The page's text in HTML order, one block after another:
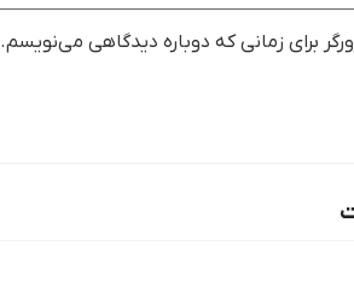
برای زمانی که دوباره دیدگاهی می‌نویسم.